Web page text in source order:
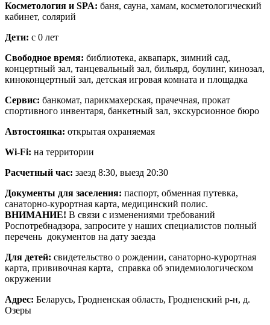
Косметология и SPA: баня, сауна, хамам, косметологический
кабинет, солярий
Дети: с 0 лет
Свободное время: библиотека, аквапарк, зимний сад,
концертный зал, танцевальный зал, бильярд, боулинг, кинозал,
киноконцертный зал, детская игровая комната и площадка
Сервис: банкомат, парикмахерская, прачечная, прокат
спортивного инвентаря, банкетный зал, экскурсионное бюро
Автостоянка: открытая охраняемая
Wi-Fi: на территории
Расчетный час: заезд 8:30, выезд 20:30
Документы для заселения: паспорт, обменная путевка,
санаторно-курортная карта, медицинский полис.
ВНИМАНИЕ! В связи с изменениями требований
Роспотребнадзора, запросите у наших специалистов полный
перечень документов на дату заезда
Для детей: свидетельство о рождении, санаторно-курортная
карта, прививочная карта, справка об эпидемиологическом
окружении
Адрес: Беларусь, Гродненская область, Гродненский р-н, д.
Озеры